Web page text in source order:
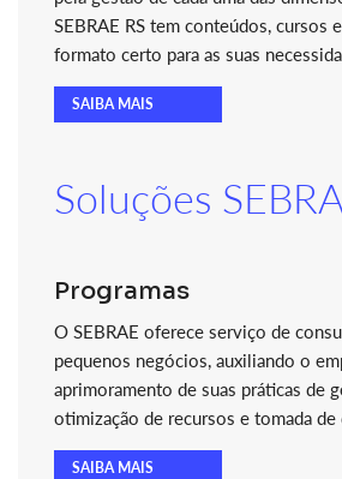
SEBRAE RS tem conteúdos, cursos
formato certo para as suas
SAIBA MAIS
Soluções
Programas
O SEBRAE oferece serviço de
pequenos negócios, auxiliando o
aprimoramento de suas práticas de
otimização de recursos e tomada de
SAIBA MAIS